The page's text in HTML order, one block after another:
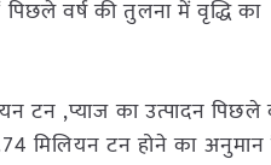
वर्ष की तुलना में वृद्धि का
टन ,प्याज का उत्पादन पिछले
मिलियन टन होने का अनुमान